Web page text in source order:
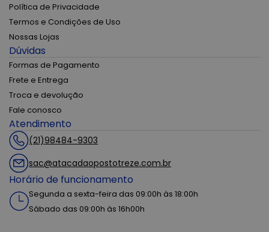
Política de Privacidade
Termos e Condições de Uso
Nossas Lojas
Dúvidas
Formas de Pagamento
Frete e Entrega
Troca e devolução
Fale conosco
Atendimento
(21)98484-9303
sac@atacadaopostotreze.com.br
Horário de funcionamento
Segunda a sexta-feira das 09:00h às 18:00h
Sábado das 09:00h às 16h00h